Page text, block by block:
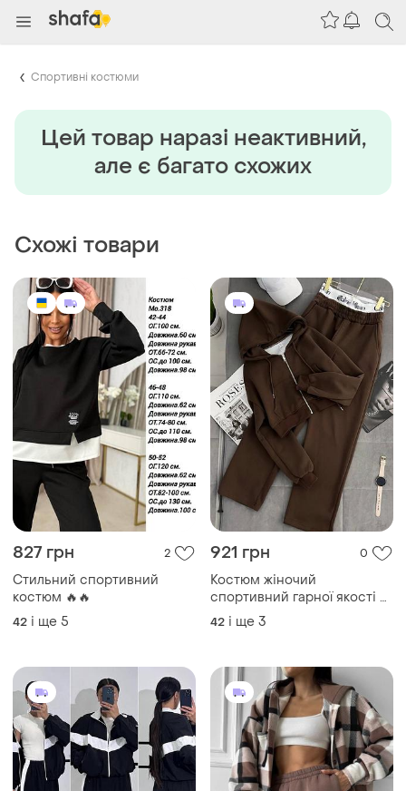
Спортивні костюми
Цей товар наразi неактивний,
але є багато схожих
Схожі товари
827 грн 2
Стильний спортивний
костюм 🔥🔥
42 і ще 5
921 грн 0
Костюм жіночий
спортивний гарної якості 🔥
🔥
42 і ще 3